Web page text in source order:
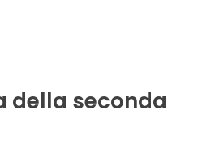
della seconda